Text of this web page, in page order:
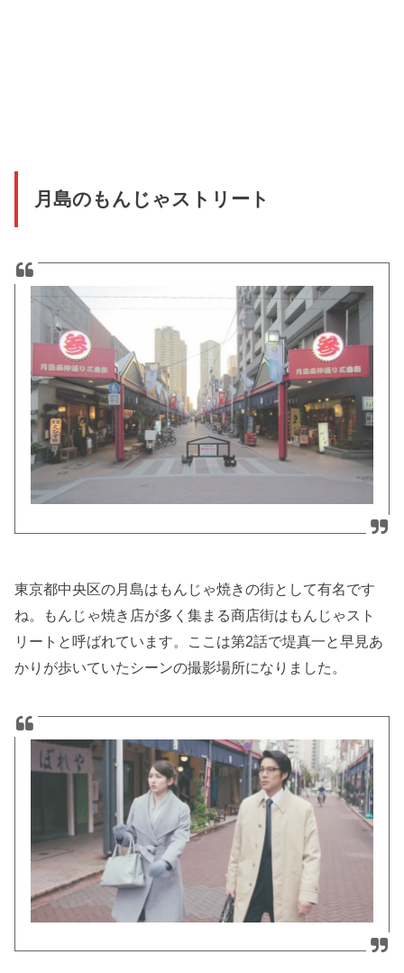
月島のもんじゃストリート
東京都中央区の月島はもんじゃ焼きの街として有名です
ね。もんじゃ焼き店が多く集まる商店街はもんじゃスト
リートと呼ばれています。ここは第2話で堤真一と早見あ
かりが歩いていたシーンの撮影場所になりました。